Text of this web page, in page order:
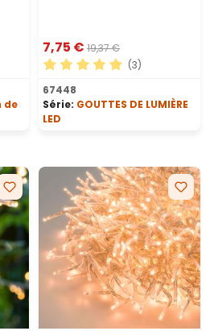
5 étoiles
de
7,75 € 19,37 €
Note moyenne de 5 sur 5
(3)
67448
Série: GOUTTES DE LUMIÈRE
LED